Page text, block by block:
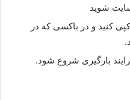
شوید
کنید و در باکسی که در
بارگیری شروع شود.